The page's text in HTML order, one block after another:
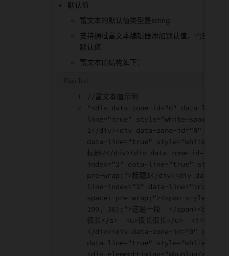
默认值
富文本的默认值类型是string
支持通过富文本编辑器添加默认值，也支持切
默认值
富文本值结构如下：
//富文本值示例
"<div data-zone-id="0" data-line-
line="true" style="white-space:
1</div><div data-zone-id="0"
data-line="true" style="white-
标题2</div><div data-zone-id="0"
index="2" data-line="true"
pre-wrap;">标题3</div><div data-
line-index="3" data-line="true"
space: pre-wrap;"><span
199, 36);">这是一段  </span><b>很长
很长</s>  <u>很长很长</u>  <i>很长很
</div><div data-zone-id="0" data-
data-line="true" style="white-
<div elementtiming="@kunlun/app-